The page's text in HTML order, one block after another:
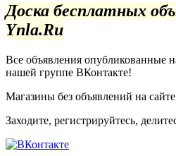
Доска бесплатных
Ynla.Ru
Все объявления опубликованные
нашей группе ВКонтакте!
Магазины без объявлений на
Заходите, регистрируйтесь,